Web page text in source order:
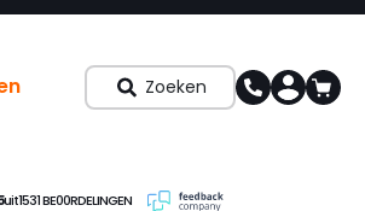
Zoeken
uit1531 BE00RDELINGEN